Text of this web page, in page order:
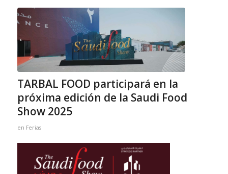
TARBAL FOOD participará en la
próxima edición de la Saudi Food
Show 2025
en Ferias